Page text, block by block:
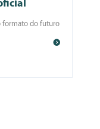
formato do futuro